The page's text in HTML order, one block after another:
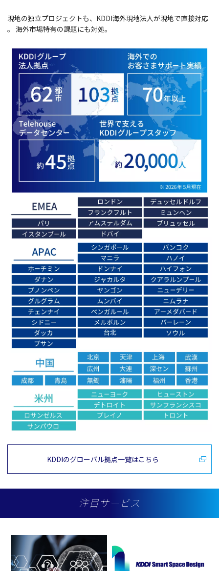
現地の独立プロジェクトも、KDDI海外現地法人が現地で直接対応
。 海外市場特有の課題にも対処。
KDDIのグローバル拠点一覧はこちら
注目サービス